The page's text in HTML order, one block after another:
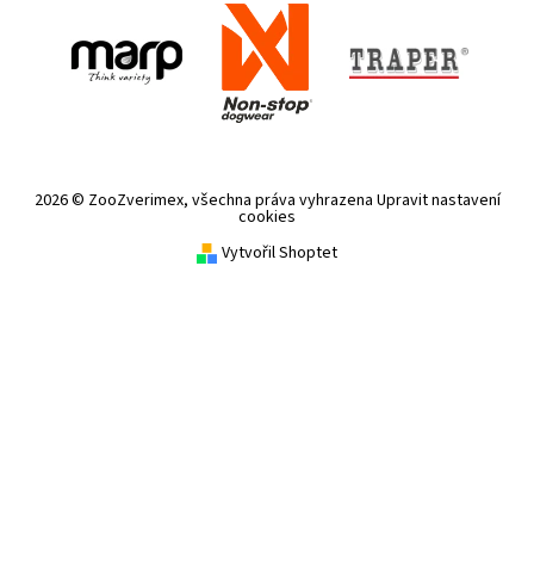
2026 © ZooZverimex, všechna práva vyhrazena Upravit nastavení
cookies
Vytvořil Shoptet